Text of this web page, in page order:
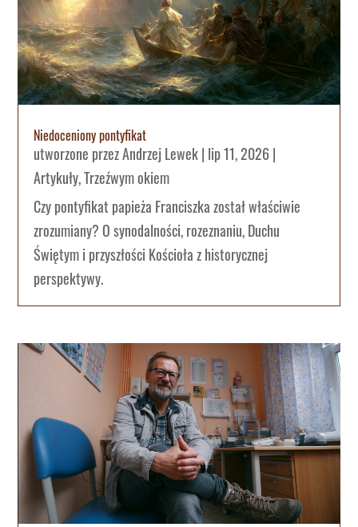
Niedoceniony pontyfikat
utworzone przezAndrzej Lewek| lip 11, 2026|
Artykuły,Trzeźwym okiem
Czy pontyfikat papieża Franciszka został właściwie
zrozumiany? O synodalności, rozeznaniu, Duchu
Świętym i przyszłości Kościoła z historycznej
perspektywy.